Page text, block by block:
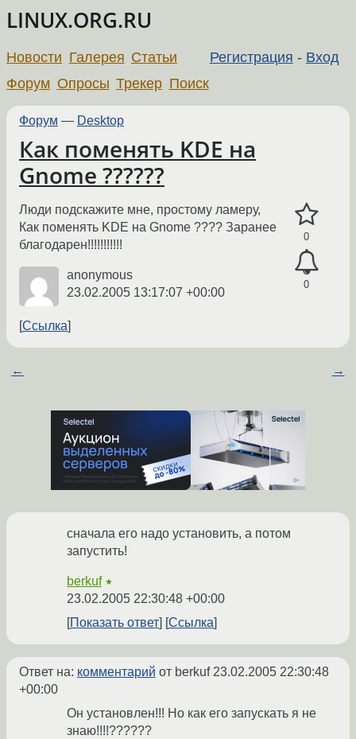
LINUX.ORG.RU
Регистрация - Вход
Новости Галерея Статьи
Форум Опросы Трекер Поиск
Форум — Desktop
Как поменять KDE на
Gnome ??????
0
0
Люди подскажите мне, простому ламеру,
Как поменять KDE на Gnome ???? Заранее
благодарен!!!!!!!!!!!
anonymous
23.02.2005 13:17:07 +00:00
Ссылка
← →
сначала его надо установить, а потом
запустить!
berkuf ★
23.02.2005 22:30:48 +00:00
Показать ответ
Ссылка
Ответ на: комментарий от berkuf23.02.2005 22:30:48
+00:00
Он установлен!!! Но как его запускать я не
знаю!!!!??????